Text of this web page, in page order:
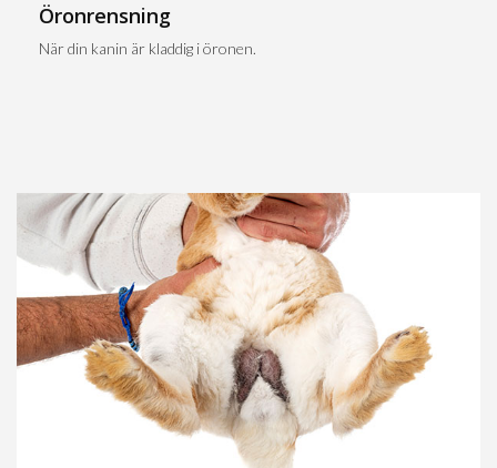
Öronrensning
När din kanin är kladdig i öronen.